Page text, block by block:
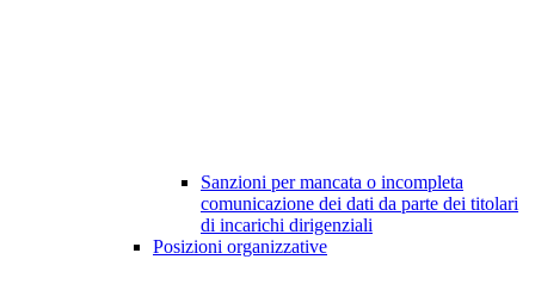
Sanzioni per mancata o incompleta
comunicazione dei dati da parte dei titolari
di incarichi dirigenziali
Posizioni organizzative